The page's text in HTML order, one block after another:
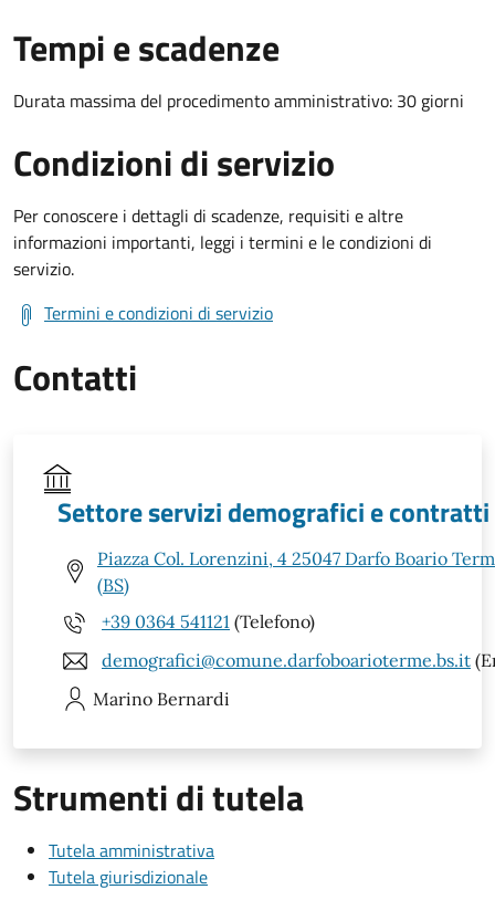
Tempi e scadenze
Durata massima del procedimento amministrativo: 30 giorni
Condizioni di servizio
Per conoscere i dettagli di scadenze, requisiti e altre
informazioni importanti, leggi i termini e le condizioni di
servizio.
Termini e condizioni di servizio
Contatti
Settore servizi demografici e contratti
Piazza Col. Lorenzini, 4 25047 Darfo Boario
(BS)
+39 0364 541121 (Telefono)
demografici@comune.darfoboarioterme.bs.it
Marino Bernardi
Strumenti di tutela
Tutela amministrativa
Tutela giurisdizionale